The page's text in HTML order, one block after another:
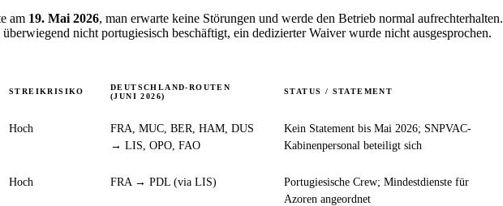
am 19. Mai 2026, man erwarte keine Störungen und werde den Betrieb normal aufrechterhalten.
nicht portugiesisch beschäftigt, ein dedizierter Waiver wurde nicht ausgesprochen.
STREIKRISIKO
DEUTSCHLAND-ROUTEN
(JUNI 2026)
STATUS / STATEMENT
Hoch
FRA, MUC, BER, HAM, DUS
→ LIS, OPO, FAO
Kein Statement bis Mai 2026; SNPVAC-
Kabinenpersonal beteiligt sich
Hoch FRA → PDL (via LIS)
Portugiesische Crew; Mindestdienste für
Azoren angeordnet